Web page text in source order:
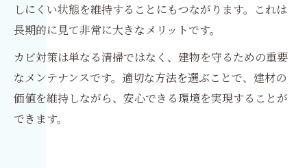
しにくい状態を維持することにもつながります。これは
長期的に見て非常に大きなメリットです。
カビ対策は単なる清掃ではなく、建物を守るための重要
なメンテナンスです。適切な方法を選ぶことで、建材の
価値を維持しながら、安心できる環境を実現することが
できます。